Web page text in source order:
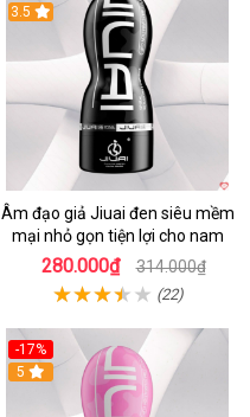
3.5
Âm đạo giả Jiuai đen siêu mềm
mại nhỏ gọn tiện lợi cho nam
280.000₫ 314.000₫
(22)
-17%
5